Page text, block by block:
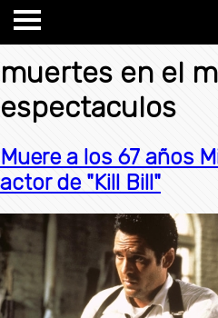
muertes en el
espectaculos
Muere a los 67 años
actor de "Kill Bill"